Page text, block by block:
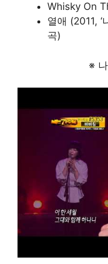
Whisky On
열애 (2011, ‘
곡)
※